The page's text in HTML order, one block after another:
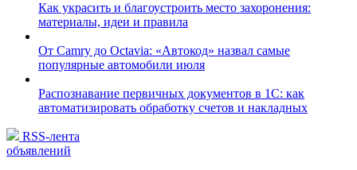
Как украсить и благоустроить место захоронения:
материалы, идеи и правила
От Camry до Octavia: «Автокод» назвал самые
популярные автомобили июля
Распознавание первичных документов в 1С: как
автоматизировать обработку счетов и накладных
RSS-лента
объявлений